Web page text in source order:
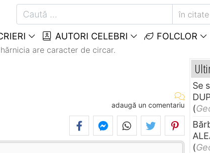
în citate
AUTORI CELEBRI FOLCLOR
are caracter de circar.
adaugă un comentariu
Se
(
(